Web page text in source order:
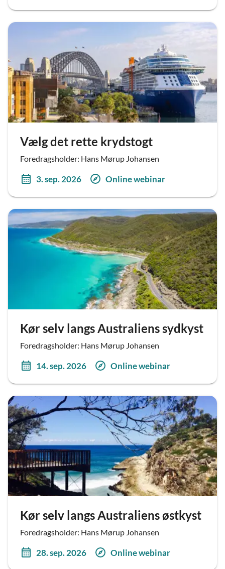
Vælg det rette krydstogt
Foredragsholder: Hans Mørup Johansen
3. sep. 2026 Online webinar
Kør selv langs Australiens sydkyst
Foredragsholder: Hans Mørup Johansen
14. sep. 2026 Online webinar
Kør selv langs Australiens østkyst
Foredragsholder: Hans Mørup Johansen
28. sep. 2026 Online webinar